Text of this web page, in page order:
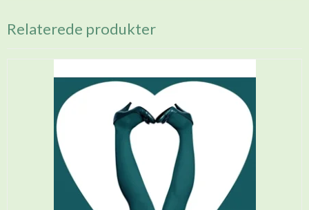
Relaterede produkter